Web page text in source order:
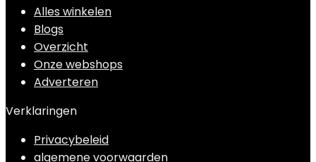
Alles winkelen
Blogs
Overzicht
Onze webshops
Adverteren
Verklaringen
Privacybeleid
algemene voorwaarden